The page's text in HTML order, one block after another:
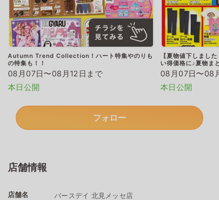
Autumn Trend Collection！ハート特集やのりも
の特集も！！
08月07日〜08月12日まで
本日公開
【夏物値下しまし
い得価格に♪夏物ま
08月07日〜08
本日公開
フォロー
店舗情報
店舗名 バースデイ 北見メッセ店